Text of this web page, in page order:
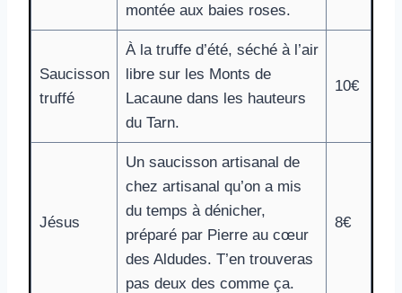
montée aux baies roses.
Saucisson
truffé
À la truffe d’été, séché à l’air
libre sur les Monts de
Lacaune dans les hauteurs
du Tarn.
10€
Jésus
Un saucisson artisanal de
chez artisanal qu’on a mis
du temps à dénicher,
préparé par Pierre au cœur
des Aldudes. T’en trouveras
pas deux des comme ça.
8€